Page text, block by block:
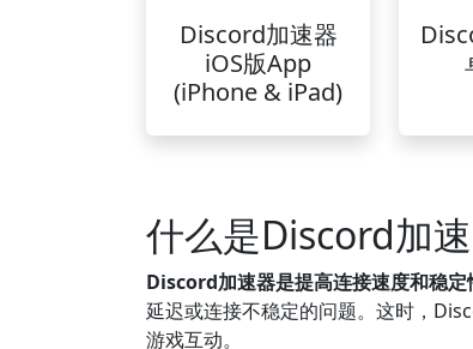
Discord加速器
iOS版App
(iPhone & iPad)
什么是Discord加
Discord加速器是提高连接速度和稳定
延迟或连接不稳定的问题。这时，
游戏互动。